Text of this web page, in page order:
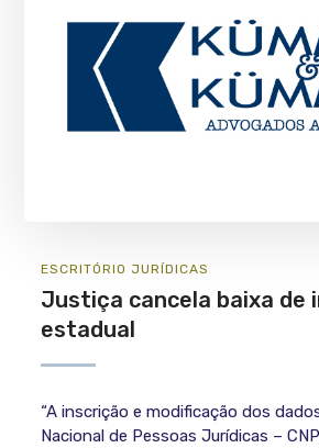
ESCRITÓRIO JURÍ­DICAS
Justiça cancela baixa de
estadual
“A inscrição e modificação dos
Nacional de Pessoas Jurídicas –